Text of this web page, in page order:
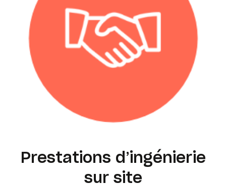
Prestations d’ingénierie
sur site